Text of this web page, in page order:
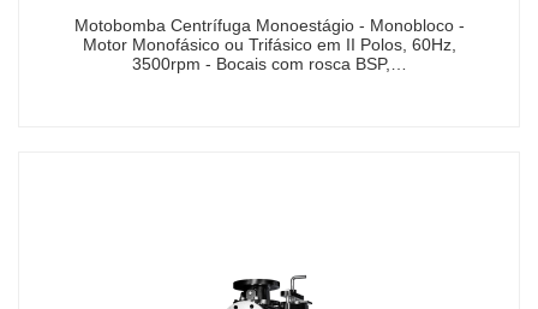
Motobomba Centrífuga Monoestágio - Monobloco -
Motor Monofásico ou Trifásico em II Polos, 60Hz,
3500rpm - Bocais com rosca BSP,…